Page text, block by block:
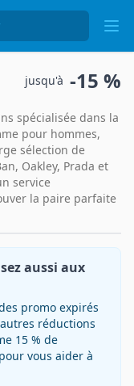
jusqu'à -15 %
spécialisée dans la
pour hommes,
sélection de
Oakley, Prada et
service
la paire parfaite
aussi aux
promo expirés
réductions
15 % de
vous aider à